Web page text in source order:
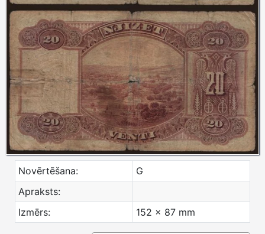
Novērtēšana:
G
Apraksts:
Izmērs:
152 x 87 mm